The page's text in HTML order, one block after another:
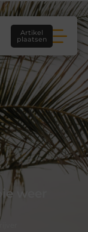
Artikel
plaatsen
weer